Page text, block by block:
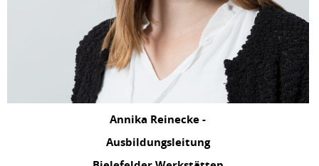
Annika Reinecke -
Ausbildungsleitung